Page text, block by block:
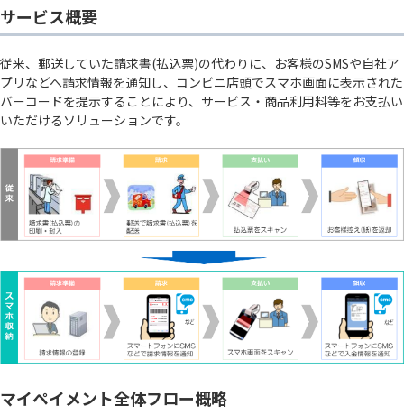
サービス概要
従来、郵送していた請求書(払込票)の代わりに、お客様のSMSや自社ア
プリなどへ請求情報を通知し、コンビニ店頭でスマホ画面に表示された
バーコードを提示することにより、サービス・商品利用料等をお支払い
いただけるソリューションです。
マイペイメント全体フロー概略